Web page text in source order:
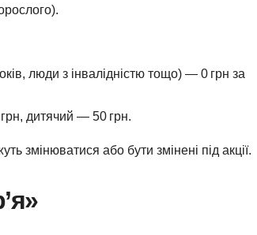
люди з інвалідністю тощо) — 0 грн за
дитячий — 50 грн.
змінюватися або бути змінені під акції.